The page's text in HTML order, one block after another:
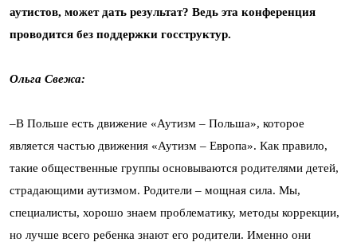
аутистов, может дать результат? Ведь эта конференция
проводится без поддержки госструктур.
Ольга Свежа:
–В Польше есть движение «Аутизм – Польша», которое
является частью движения «Аутизм – Европа». Как правило,
такие общественные группы основываются родителями детей,
страдающими аутизмом. Родители – мощная сила. Мы,
специалисты, хорошо знаем проблематику, методы коррекции,
но лучше всего ребенка знают его родители. Именно они